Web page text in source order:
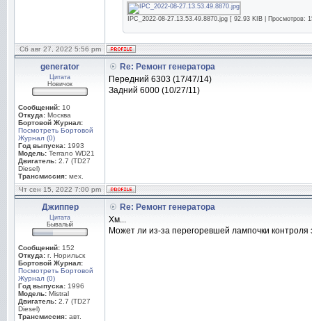
IPC_2022-08-27.13.53.49.8870.jpg [ 92.93 KIB | Просмотров:
Сб авг 27, 2022 5:56 pm
generator
Цитата
Новичок
Сообщений: 10
Откуда: Москва
Бортовой Журнал:
Посмотреть Бортовой
Журнал (0)
Год выпуска: 1993
Модель: Terrano WD21
Двигатель: 2.7 (TD27
Diesel)
Трансмиссия: мех.
Re: Ремонт генератора
Передний 6303 (17/47/14)
Задний 6000 (10/27/11)
Чт сен 15, 2022 7:00 pm
Джиппер
Цитата
Бывалый
Сообщений: 152
Откуда: г. Норильск
Бортовой Журнал:
Посмотреть Бортовой
Журнал (0)
Год выпуска: 1996
Модель: Mistral
Двигатель: 2.7 (TD27
Diesel)
Трансмиссия: авт.
Re: Ремонт генератора
Хм...
Может ли из-за перегоревшей лампочки контроля